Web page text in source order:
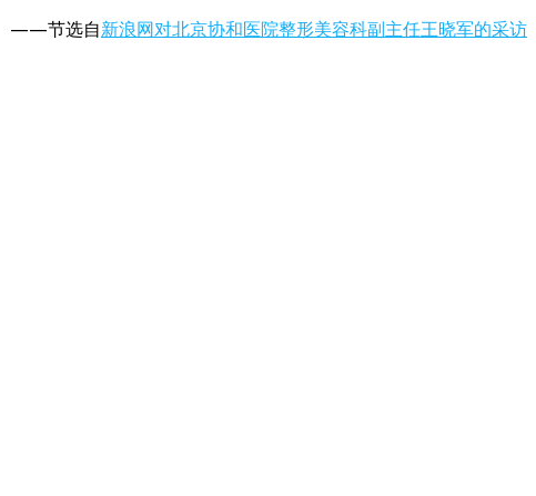
——节选自新浪网对北京协和医院整形美容科副主任王晓军的采访